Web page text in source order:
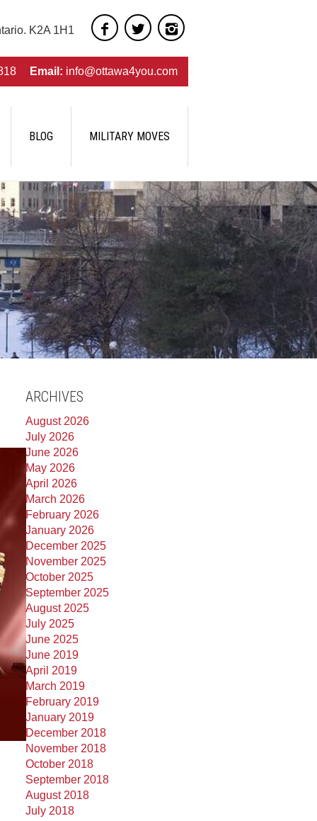
K2A 1H1
Email: info@ottawa4you.com
BLOG MILITARY MOVES
ARCHIVES
August 2026
July 2026
June 2026
May 2026
April 2026
March 2026
February 2026
January 2026
December 2025
November 2025
October 2025
September 2025
August 2025
July 2025
June 2025
June 2019
April 2019
March 2019
February 2019
January 2019
December 2018
November 2018
October 2018
September 2018
August 2018
July 2018